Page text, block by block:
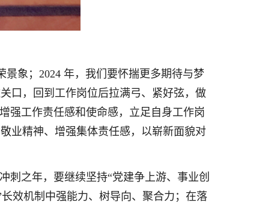
象；2024 年，我们要怀揣更多期待与梦
口，回到工作岗位后拉满弓、紧好弦，做
强工作责任感和使命感，立足自身工作岗
业精神、增强集体责任感，以崭新面貌对
刺之年，要继续坚持“党建争上游、事业创
长效机制中强能力、树导向、聚合力；在落